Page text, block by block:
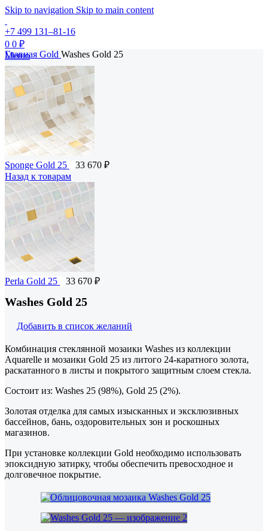
Skip to navigation Skip to main content
+7 499 131–81-16
0 0 ₽
Меню
Главная Gold Washes Gold 25
Sponge Gold 25 33 670 ₽
Назад к товарам
Perla Gold 25 33 670 ₽
Washes Gold 25
Добавить в список желаний
Комбинация стеклянной мозаики Washes из коллекции
Aquarelle и мозаики Gold 25 из литого 24-каратного золота,
раскатанного в листы и покрытого защитным слоем стекла.
Состоит из: Washes 25 (98%), Gold 25 (2%).
Золотая отделка для самых изысканных и эксклюзивных
бассейнов, бань, оздоровительных зон и роскошных
магазинов.
При установке коллекции Gold необходимо использовать
эпоксидную затирку, чтобы обеспечить превосходное и
долговечное покрытие.